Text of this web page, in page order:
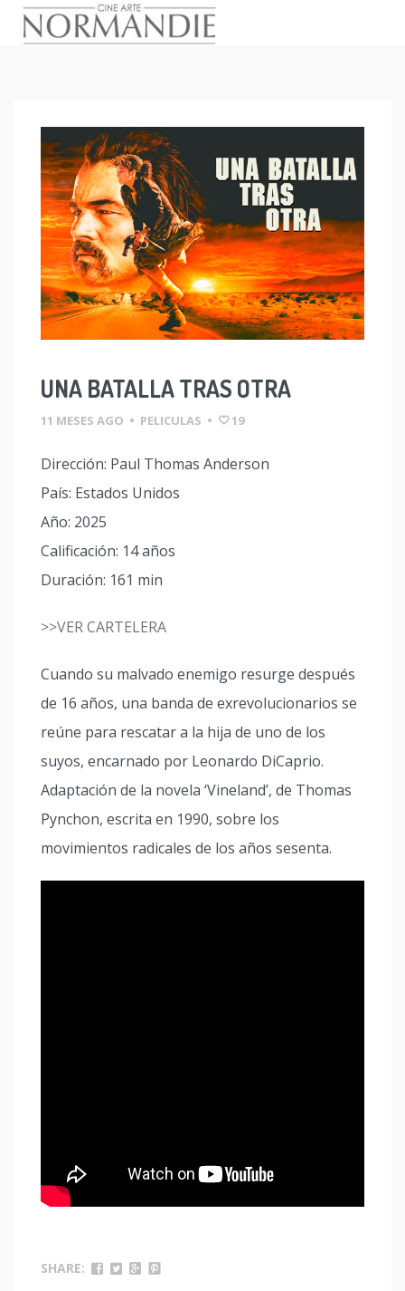
UNA BATALLA TRAS OTRA
11 MESES AGO • PELICULAS • 19
Dirección: Paul Thomas Anderson
País: Estados Unidos
Año: 2025
Calificación: 14 años
Duración: 161 min
>>VER CARTELERA
Cuando su malvado enemigo resurge después
de 16 años, una banda de exrevolucionarios se
reúne para rescatar a la hija de uno de los
suyos, encarnado por Leonardo DiCaprio.
Adaptación de la novela ‘Vineland’, de Thomas
Pynchon, escrita en 1990, sobre los
movimientos radicales de los años sesenta.
SHARE: